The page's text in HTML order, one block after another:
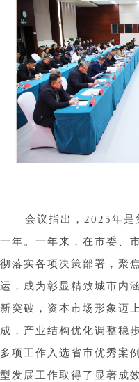
会议指出，2025年是
一年。一年来，在市委、
彻落实各项决策部署，聚
运，成为彰显精致城市内
新突破，资本市场形象迈
成，产业结构优化调整稳
多项工作入选省市优秀案
型发展工作取得了显著成